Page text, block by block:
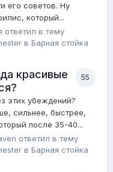
его советов. Ну
который...
ответил в тему
в Барная стойка
55
красивые
этих убеждений?
сильнее, быстрее,
после 35-40...
ответил в тему
в Барная стойка